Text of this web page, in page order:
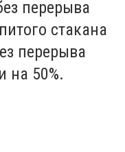
перерыва
стакана
перерыва
на 50%.